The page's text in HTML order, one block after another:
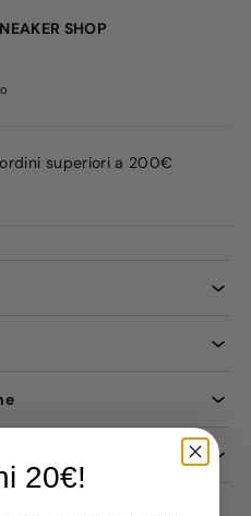
SHOP
superiori a 200€
20€!